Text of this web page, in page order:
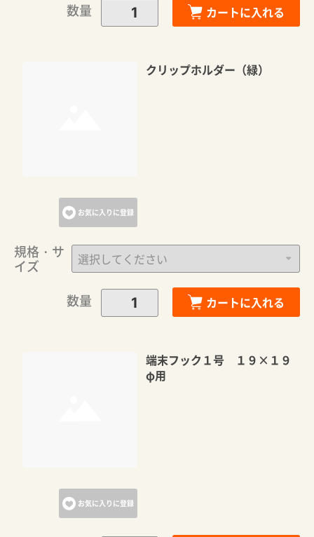
数量
カートに入れる
お気に入りに登録
クリップホルダー（緑）
規格・サ
イズ
数量
カートに入れる
お気に入りに登録
端末フック１号 １９×１９
φ用
お買い物を続ける